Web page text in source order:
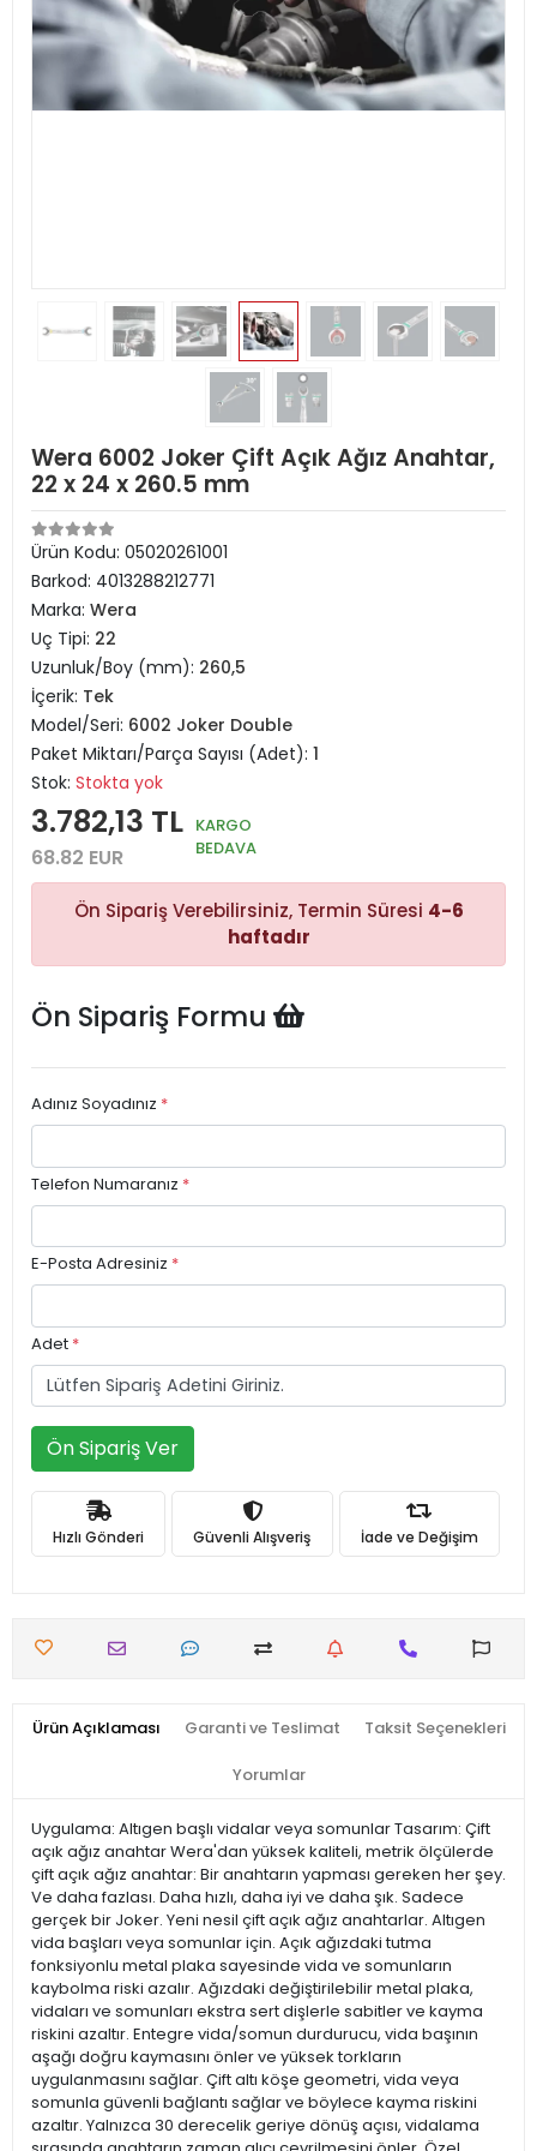
Wera 6002 Joker Çift Açık Ağız Anahtar,
22 x 24 x 260.5 mm
Ürün Kodu: 05020261001
Barkod: 4013288212771
Marka: Wera
Uç Tipi: 22
Uzunluk/Boy (mm): 260,5
İçerik: Tek
Model/Seri: 6002 Joker Double
Paket Miktarı/Parça Sayısı (Adet): 1
Stok: Stokta yok
3.782,13 TL
68.82 EUR
KARGO
BEDAVA
Ön Sipariş Verebilirsiniz, Termin Süresi 4-6
haftadır
Ön Sipariş Formu
Adınız Soyadınız *
Telefon Numaranız *
E-Posta Adresiniz *
Adet *
Ön Sipariş Ver
Hızlı Gönderi Güvenli Alışveriş İade ve Değişim
Ürün Açıklaması Garanti ve Teslimat Taksit Seçenekleri
Yorumlar
Uygulama: Altıgen başlı vidalar veya somunlar Tasarım: Çift
açık ağız anahtar Wera'dan yüksek kaliteli, metrik ölçülerde
çift açık ağız anahtar: Bir anahtarın yapması gereken her şey.
Ve daha fazlası. Daha hızlı, daha iyi ve daha şık. Sadece
gerçek bir Joker. Yeni nesil çift açık ağız anahtarlar. Altıgen
vida başları veya somunlar için. Açık ağızdaki tutma
fonksiyonlu metal plaka sayesinde vida ve somunların
kaybolma riski azalır. Ağızdaki değiştirilebilir metal plaka,
vidaları ve somunları ekstra sert dişlerle sabitler ve kayma
riskini azaltır. Entegre vida/somun durdurucu, vida başının
aşağı doğru kaymasını önler ve yüksek torkların
uygulanmasını sağlar. Çift altı köşe geometri, vida veya
somunla güvenli bağlantı sağlar ve böylece kayma riskini
azaltır. Yalnızca 30 derecelik geriye dönüş açısı, vidalama